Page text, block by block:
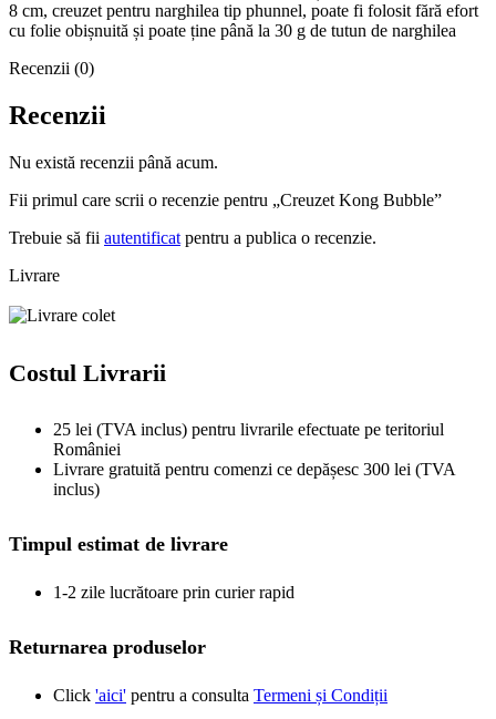
8 cm, creuzet pentru narghilea tip phunnel, poate fi folosit fără efort
cu folie obișnuită și poate ține până la 30 g de tutun de narghilea
Recenzii (0)
Recenzii
Nu există recenzii până acum.
Fii primul care scrii o recenzie pentru „Creuzet Kong Bubble”
Trebuie să fii autentificat pentru a publica o recenzie.
Livrare
Costul Livrarii
25 lei (TVA inclus) pentru livrarile efectuate pe teritoriul
României
Livrare gratuită pentru comenzi ce depășesc 300 lei (TVA
inclus)
Timpul estimat de livrare
1-2 zile lucrătoare prin curier rapid
Returnarea produselor
Click 'aici' pentru a consulta Termeni și Condiții